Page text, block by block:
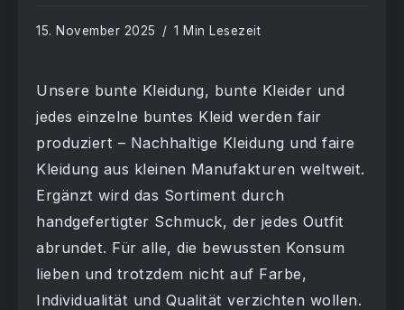
15. November 2025 1 Min Lesezeit
Unsere bunte Kleidung, bunte Kleider und
jedes einzelne buntes Kleid werden fair
produziert – Nachhaltige Kleidung und faire
Kleidung aus kleinen Manufakturen weltweit.
Ergänzt wird das Sortiment durch
handgefertigter Schmuck, der jedes Outfit
abrundet. Für alle, die bewussten Konsum
lieben und trotzdem nicht auf Farbe,
Individualität und Qualität verzichten wollen.